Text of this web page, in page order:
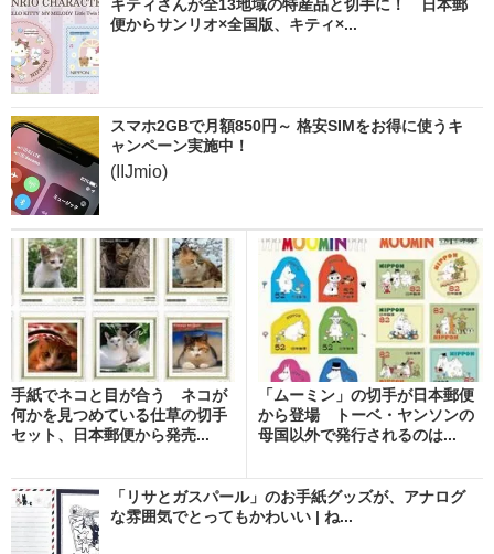
キティさんが全13地域の特産品と切手に！ 日本郵
便からサンリオ×全国版、キティ×...
スマホ2GBで月額850円～ 格安SIMをお得に使うキ
ャンペーン実施中！
(IIJmio)
手紙でネコと目が合う ネコが
何かを見つめている仕草の切手
セット、日本郵便から発売...
「ムーミン」の切手が日本郵便
から登場 トーベ・ヤンソンの
母国以外で発行されるのは...
「リサとガスパール」のお手紙グッズが、アナログ
な雰囲気でとってもかわいい | ね...